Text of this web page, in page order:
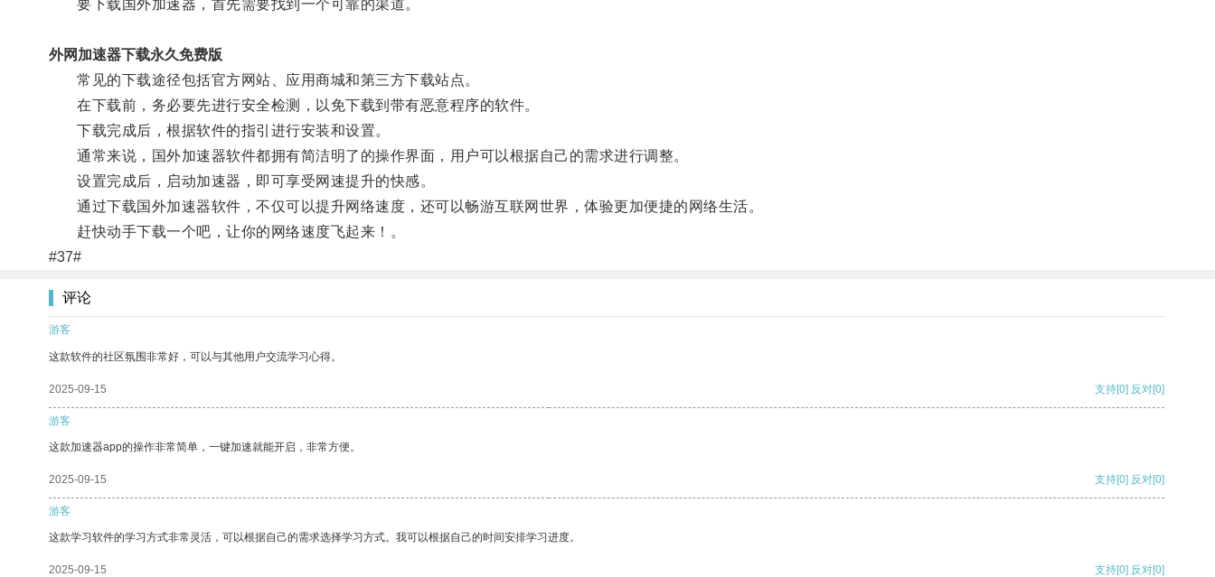
要下载国外加速器，首先需要找到一个可靠的渠道。
外网加速器下载永久免费版
常见的下载途径包括官方网站、应用商城和第三方下载站点。
在下载前，务必要先进行安全检测，以免下载到带有恶意程序的软件。
下载完成后，根据软件的指引进行安装和设置。
通常来说，国外加速器软件都拥有简洁明了的操作界面，用户可以根据自己的需求进行调整。
设置完成后，启动加速器，即可享受网速提升的快感。
通过下载国外加速器软件，不仅可以提升网络速度，还可以畅游互联网世界，体验更加便捷的网络生活。
赶快动手下载一个吧，让你的网络速度飞起来！。
#37#
评论
游客
这款软件的社区氛围非常好，可以与其他用户交流学习心得。
2025-09-15 支持[0] 反对[0]
游客
这款加速器app的操作非常简单，一键加速就能开启，非常方便。
2025-09-15 支持[0] 反对[0]
游客
这款学习软件的学习方式非常灵活，可以根据自己的需求选择学习方式。我可以根据自己的时间安排学习进度。
2025-09-15 支持[0] 反对[0]